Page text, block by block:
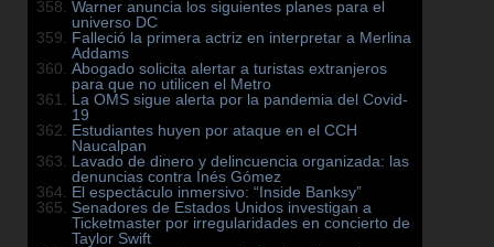
Warner anuncia los siguientes planes para el
universo DC
Falleció la primera actriz en interpretar a Merlina
Addams
Abogado solicita alertar a turistas extranjeros
para que no utilicen el Metro
La OMS sigue alerta por la pandemia del Covid-
19
Estudiantes huyen por ataque en el CCH
Naucalpan
Lavado de dinero y delincuencia organizada: las
denuncias contra Inés Gómez
El espectáculo inmersivo: “Inside Banksy”
Senadores de Estados Unidos investigan a
Ticketmaster por irregularidades en concierto de
Taylor Swift